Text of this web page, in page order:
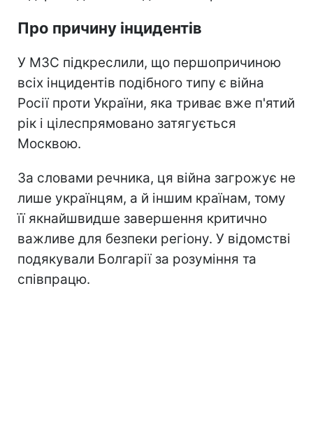
Про причину інцидентів
У МЗС підкреслили, що першопричиною
всіх інцидентів подібного типу є війна
Росії проти України, яка триває вже п'ятий
рік і цілеспрямовано затягується
Москвою.
За словами речника, ця війна загрожує не
лише українцям, а й іншим країнам, тому
її якнайшвидше завершення критично
важливе для безпеки регіону. У відомстві
подякували Болгарії за розуміння та
співпрацю.